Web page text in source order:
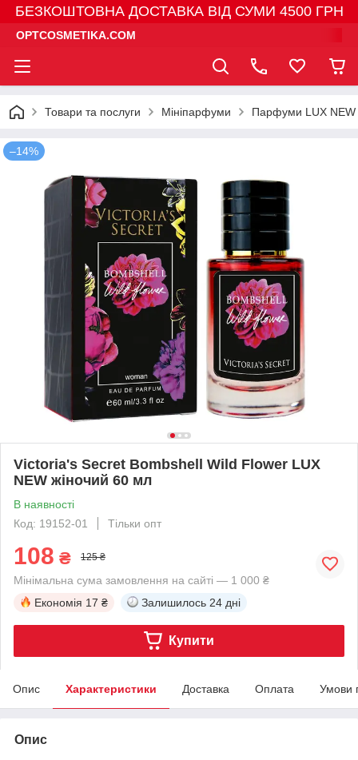
БЕЗКОШТОВНА ДОСТАВКА ВІД СУМИ 4500 ГРН
OPTCOSMETIKA.COM
Товари та послуги Мініпарфуми Парфуми LUX
–14%
Victoria's Secret Bombshell Wild Flower LUX
NEW жіночий 60 мл
В наявності
Код: 19152-01
Тільки опт
108 ₴ 125 ₴
Мінімальна сума замовлення на сайті — 1 000 ₴
Економія 17 ₴ Залишилось 24 дні
Купити
Опис Характеристики Доставка Оплата Умови
Опис